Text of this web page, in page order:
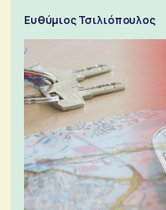
Ευθύμιος Τσιλιόπουλος